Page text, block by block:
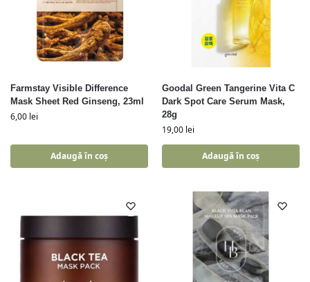
Farmstay Visible Difference
Mask Sheet Red Ginseng, 23ml
6,00 lei
Adaugă în coș
Goodal Green Tangerine Vita C
Dark Spot Care Serum Mask,
28g
19,00 lei
Adaugă în coș